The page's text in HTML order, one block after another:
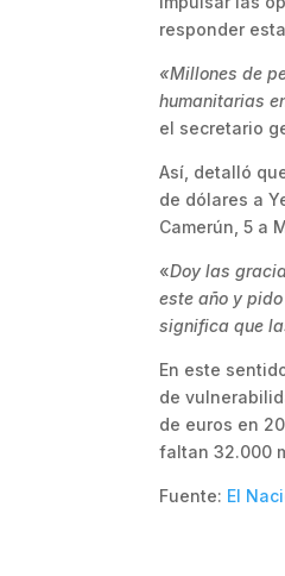
responder
«Millones de
humanitarias
el secretario
Así, detalló
de dólares a
Camerún, 5 a
«Doy las
este año y
significa que
En este
de
de euros en
faltan 32.000
Fuente: El